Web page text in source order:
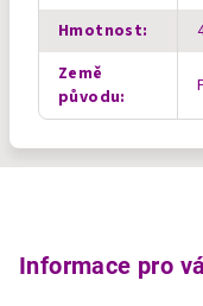
Hmotnost:
Země
původu:
Informace pro